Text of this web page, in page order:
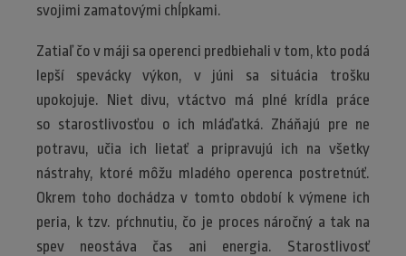
svojimi zamatovými chĺpkami.
Zatiaľ čo v máji sa operenci predbiehali v tom, kto podá
lepší spevácky výkon, v júni sa situácia trošku
upokojuje. Niet divu, vtáctvo má plné krídla práce
so starostlivosťou o ich mláďatká. Zháňajú pre ne
potravu, učia ich lietať a pripravujú ich na všetky
nástrahy, ktoré môžu mladého operenca postretnúť.
Okrem toho dochádza v tomto období k výmene ich
peria, k tzv. pŕchnutiu, čo je proces náročný a tak na
spev neostáva čas ani energia. Starostlivosť